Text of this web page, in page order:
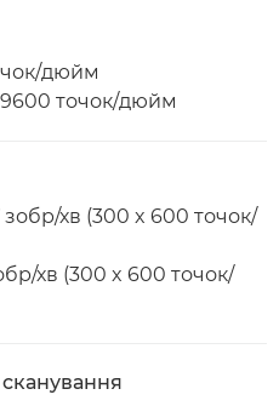
дюйм
точок/дюйм
хв (300 x 600 точок/
хв (300 x 600 точок/